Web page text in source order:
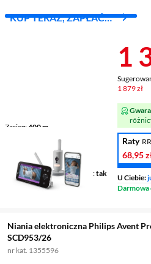
KUP TERAZ, ZAPŁAĆ
Zasięg 400 m
tak
sieciowo-
akumulatorowe
Wskaźnik ładowania baterii
tak
1
1 879 zł
Raty
68,95
U Ciebie:
Niania elektroniczna Philips Avent
SCD953/26
nr kat. 1355596